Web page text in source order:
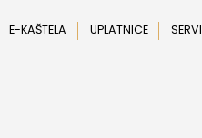
E-KAŠTELA UPLATNICE